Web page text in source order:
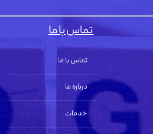
تماس با ما
درباره ما
خدمات
تماس با ما